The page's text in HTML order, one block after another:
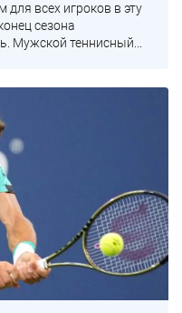
всех игроков в эту
сезона
Мужской теннисный...